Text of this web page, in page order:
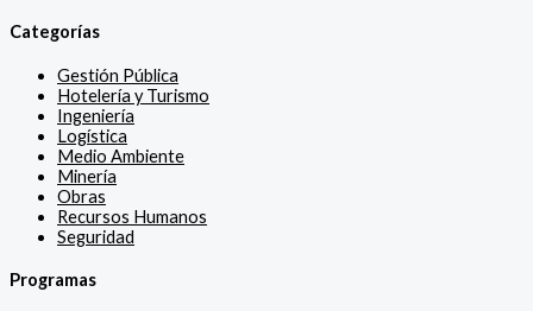
Categorías
Gestión Pública
Hotelería y Turismo
Ingeniería
Logística
Medio Ambiente
Minería
Obras
Recursos Humanos
Seguridad
Programas